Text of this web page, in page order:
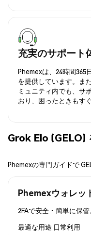
充実のサポート
Phemexは、24時間365
を提供しています。ま
ミュニティ内でも、サ
おり、困ったときもす
Grok Elo (GELO)
Phemexの専門ガイドで
Phemexウォレッ
2FAで安全・簡単に保管
最適な用途 日常利用